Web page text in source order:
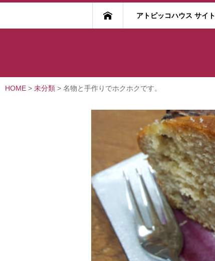
アトピッコハウス サイト
HOME > 未分類 > 名物と手作りでホクホクです。